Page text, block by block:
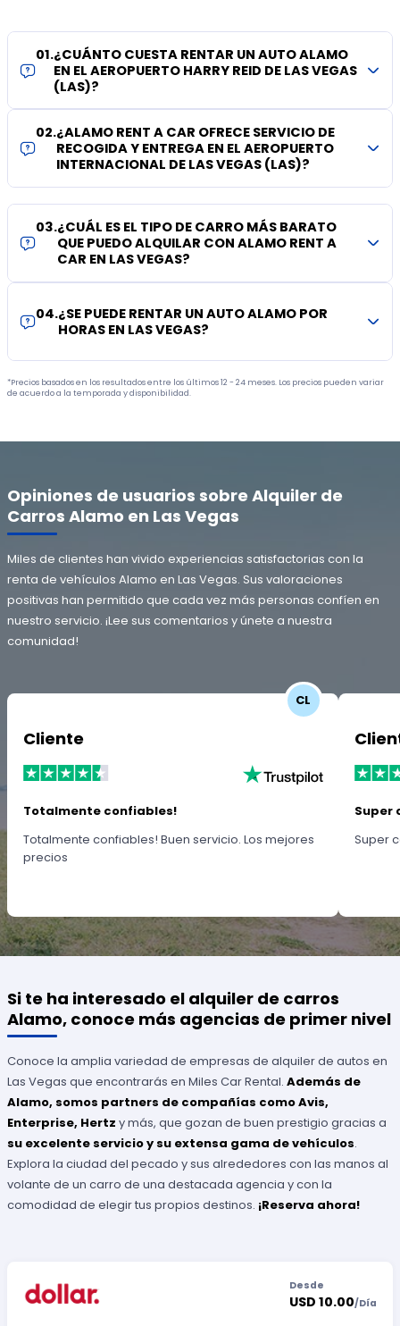
01.¿CUÁNTO CUESTA RENTAR UN AUTO ALAMO
EN EL AEROPUERTO HARRY REID DE LAS VEGAS
(LAS)?
02.¿ALAMO RENT A CAR OFRECE SERVICIO DE
RECOGIDA Y ENTREGA EN EL AEROPUERTO
INTERNACIONAL DE LAS VEGAS (LAS)?
03.¿CUÁL ES EL TIPO DE CARRO MÁS BARATO
QUE PUEDO ALQUILAR CON ALAMO RENT A
CAR EN LAS VEGAS?
04.¿SE PUEDE RENTAR UN AUTO ALAMO POR
HORAS EN LAS VEGAS?
*Precios basados en los resultados entre los últimos 12 - 24 meses. Los precios pueden variar
de acuerdo a la temporada y disponibilidad.
Opiniones de usuarios sobre Alquiler de
Carros Alamo en Las Vegas
Miles de clientes han vivido experiencias satisfactorias con la
renta de vehículos Alamo en Las Vegas. Sus valoraciones
positivas han permitido que cada vez más personas confíen en
nuestro servicio. ¡Lee sus comentarios y únete a nuestra
comunidad!
CL
Cliente
Totalmente confiables!
Totalmente confiables! Buen servicio. Los mejores
precios
Super
Super
Si te ha interesado el alquiler de carros
Alamo, conoce más agencias de primer nivel
Conoce la amplia variedad de empresas de alquiler de autos en
Las Vegas que encontrarás en Miles Car Rental.Además de
Alamo, somos partners de compañías como Avis,
Enterprise, Hertz y más, que gozan de buen prestigio gracias a
su excelente servicio y su extensa gama de vehículos.
Explora la ciudad del pecado y sus alrededores con las manos al
volante de un carro de una destacada agencia y con la
comodidad de elegir tus propios destinos. ¡Reserva ahora!
Desde
USD 10.00/Día